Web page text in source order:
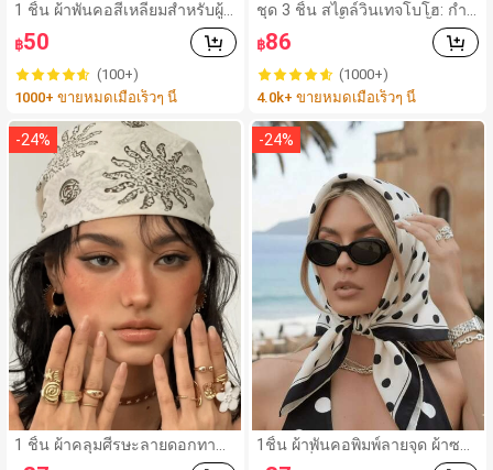
1 ชิ้น ผ้าพันคอสี่เหลี่ยมสำหรับผู้ห
ญิง, วัสดุผ้าลินิน, ลายพิมพ์ดอกไม้
สด, ตกแต่งสไตล์วินเทจ, สามารถ
ใช้เป็นผ้าพันศีรษะ, ที่คาดผม หรือ
เครื่องประดับผม, สำหรับเดินทาง,
ปาร์ตี้
฿50
(100+)
1000+ ขายหมดเมื่อเร็วๆ นี้
ชุด 3 ชิ้น สไตล์วินเทจโบโฮ: กำไ
ลอะคริลิกสีน้ำตาลหลายชั้นหนา,
กำไล ABS ลายคลื่นสีทอง, หรูหร
า เหมาะสำหรับผู้หญิง คู่รัก งานป
าร์ตี้ สวมใส่ประจำวัน ของขวัญ
สำหรับเธอ
฿86
(1000+)
4.0k+ ขายหมดเมื่อเร็วๆ นี้
-24%
1 ชิ้น ผ้าคลุมศีรษะลายดอกทาน
ตะวัน Sea Breeze สำหรับผู้หญิง
-24%
1ชิ้น ผ้าพันคอพิมพ์ลายจุด ผ้าซา
ติน แฟชั่นฤดูใบไม้ผลิใหม่สำหรับ